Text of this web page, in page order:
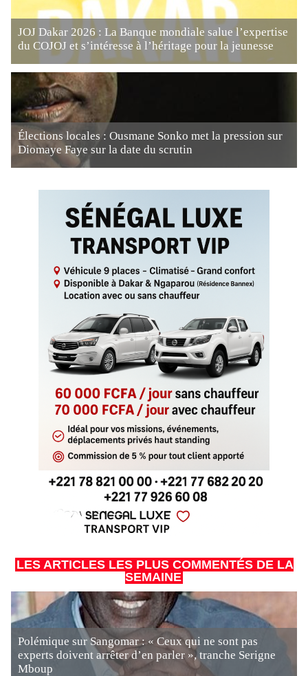
JOJ Dakar 2026 : La Banque mondiale salue l’expertise
du COJOJ et s’intéresse à l’héritage pour la jeunesse
Élections locales : Ousmane Sonko met la pression sur
Diomaye Faye sur la date du scrutin
LES ARTICLES LES PLUS COMMENTÉS DE LA
SEMAINE
Polémique sur Sangomar : « Ceux qui ne sont pas
experts doivent arrêter d’en parler », tranche Serigne
Mboup